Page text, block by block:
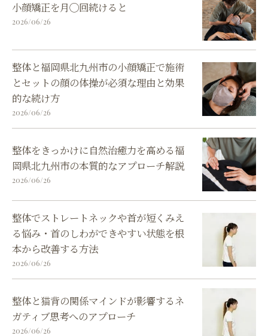
小顔矯正を月◯回続けると
2026/06/26
整体と福岡県北九州市の小顔矯正で施術
とセットの顔の体操が必須な理由と効果
的な続け方
2026/06/26
整体をきっかけに自然治癒力を高める福
岡県北九州市の本質的なアプローチ解説
2026/06/26
整体でストレートネックや首が短くみえ
る悩み・首のしわができやすい状態を根
本から改善する方法
2026/06/26
整体と猫背の関係マインドが影響するネ
ガティブ思考へのアプローチ
2026/06/26